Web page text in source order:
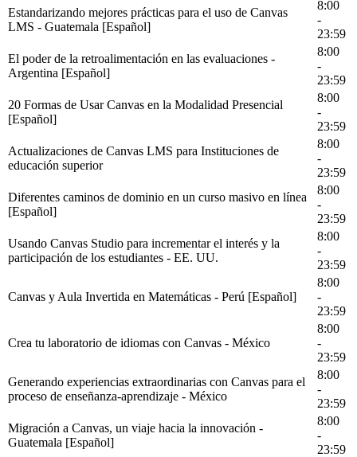
Estandarizando mejores prácticas para el uso de Canvas
LMS - Guatemala [Español]
8:00
-
23:59
El poder de la retroalimentación en las evaluaciones -
Argentina [Español]
8:00
-
23:59
20 Formas de Usar Canvas en la Modalidad Presencial
[Español]
8:00
-
23:59
Actualizaciones de Canvas LMS para Instituciones de
educación superior
8:00
-
23:59
Diferentes caminos de dominio en un curso masivo en línea
[Español]
8:00
-
23:59
Usando Canvas Studio para incrementar el interés y la
participación de los estudiantes - EE. UU.
8:00
-
23:59
Canvas y Aula Invertida en Matemáticas - Perú [Español]
8:00
-
23:59
Crea tu laboratorio de idiomas con Canvas - México
8:00
-
23:59
Generando experiencias extraordinarias con Canvas para el
proceso de enseñanza-aprendizaje - México
8:00
-
23:59
Migración a Canvas, un viaje hacia la innovación -
Guatemala [Español]
8:00
-
23:59